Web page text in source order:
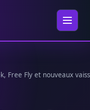
Ouvrir
Free Fly et nouveaux